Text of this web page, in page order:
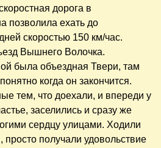
дорога в
позволила ехать до
скоростью 150 км/час.
Вышнего Волочка.
была объездная Твери, там
когда он закончится.
тем, что доехали, и впереди у
заселились и сразу же
сердцу улицами. Ходили
просто получали удовольствие